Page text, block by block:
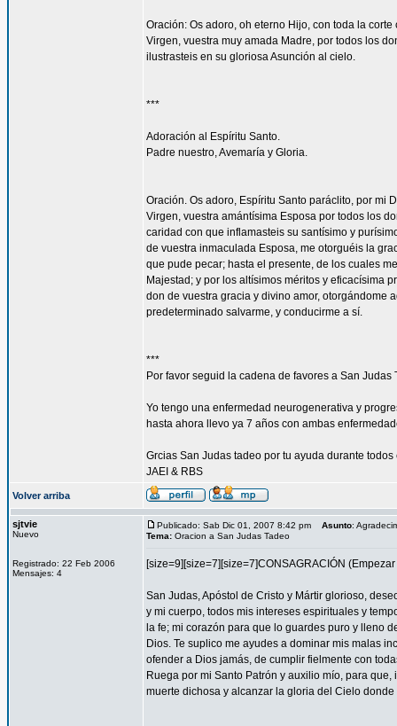
Oración: Os adoro, oh eterno Hijo, con toda la
Virgen, vuestra muy amada Madre, por todos los
ilustrasteis en su gloriosa Asunción al cielo.
***
Adoración al Espíritu Santo.
Padre nuestro, Avemaría y Gloria.
Oración. Os adoro, Espíritu Santo paráclito, por mi
Virgen, vuestra amántísima Esposa por todos los
caridad con que inflamasteis su santísimo y
de vuestra inmaculada Esposa, me otorguéis la
que pude pecar; hasta el presente, de los cuales
Majestad; y por los altísimos méritos y eficacísima
don de vuestra gracia y divino amor, otorgándome
predeterminado salvarme, y conducirme a sí.
***
Por favor seguid la cadena de favores a San
Yo tengo una enfermedad neurogenerativa y
hasta ahora llevo ya 7 años con ambas
Grcias San Judas tadeo por tu ayuda durante todos
JAEI & RBS
Volver arriba
sjtvie
Nuevo
Registrado: 22 Feb 2006
Mensajes: 4
Publicado: Sab Dic 01, 2007 8:42 pm Asunto:
Tema: Oracion a San Judas Tadeo
[size=9][size=7][size=7]CONSAGRACIÓN
San Judas, Apóstol de Cristo y Mártir glorioso,
y mi cuerpo, todos mis intereses espirituales y
la fe; mi corazón para que lo guardes puro y lleno
Dios. Te suplico me ayudes a dominar mis malas
ofender a Dios jamás, de cumplir fielmente con
Ruega por mi Santo Patrón y auxilio mío, para
muerte dichosa y alcanzar la gloria del Cielo